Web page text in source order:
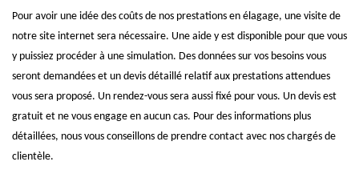
Pour avoir une idée des coûts de nos prestations en élagage, une visite de
notre site internet sera nécessaire. Une aide y est disponible pour que vous
y puissiez procéder à une simulation. Des données sur vos besoins vous
seront demandées et un devis détaillé relatif aux prestations attendues
vous sera proposé. Un rendez-vous sera aussi fixé pour vous. Un devis est
gratuit et ne vous engage en aucun cas. Pour des informations plus
détaillées, nous vous conseillons de prendre contact avec nos chargés de
clientèle.